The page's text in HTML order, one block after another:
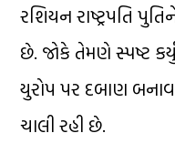
રશિયન રાષ્ટ્રપતિ
છે. જોકે તેમણે સ્પષ્ટ
યુરોપ પર દબાણ
ચાલી રહી છે.